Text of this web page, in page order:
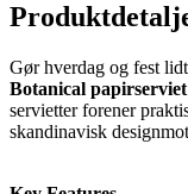
Gør hverdag og fest
Botanical
servietter forener
skandinavisk